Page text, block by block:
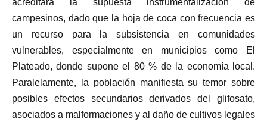
acreditará la supuesta instrumentalización de
campesinos, dado que la hoja de coca con frecuencia es
un recurso para la subsistencia en comunidades
vulnerables, especialmente en municipios como El
Plateado, donde supone el 80 % de la economía local.
Paralelamente, la población manifiesta su temor sobre
posibles efectos secundarios derivados del glifosato,
asociados a malformaciones y al daño de cultivos legales